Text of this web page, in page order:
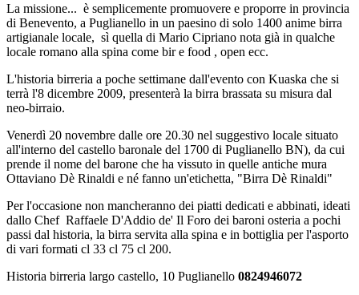
La missione... è semplicemente promuovere e proporre in provincia
di Benevento, a Puglianello in un paesino di solo 1400 anime birra
artigianale locale, sì quella di Mario Cipriano nota già in qualche
locale romano alla spina come bir e food , open ecc.
L'historia birreria a poche settimane dall'evento con Kuaska che si
terrà l'8 dicembre 2009, presenterà la birra brassata su misura dal
neo-birraio.
Venerdì 20 novembre dalle ore 20.30 nel suggestivo locale situato
all'interno del castello baronale del 1700 di Puglianello BN), da cui
prende il nome del barone che ha vissuto in quelle antiche mura
Ottaviano Dè Rinaldi e né fanno un'etichetta, "Birra Dè Rinaldi"
Per l'occasione non mancheranno dei piatti dedicati e abbinati, ideati
dallo Chef Raffaele D'Addio de' Il Foro dei baroni osteria a pochi
passi dal historia, la birra servita alla spina e in bottiglia per l'asporto
di vari formati cl 33 cl 75 cl 200.
Historia birreria largo castello, 10 Puglianello 0824946072